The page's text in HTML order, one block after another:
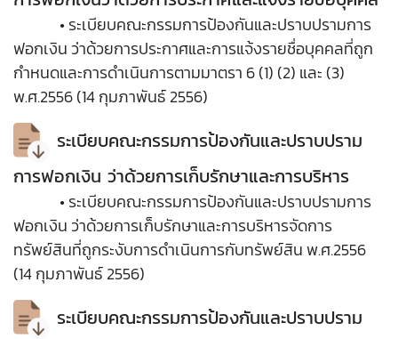
• ระเบียบคณะกรรมการป้องกันและปราบปรามการ
ฟอกเงิน ว่าด้วยการประกาศและการแจ้งรายชื่อบุคคลที่ถูก
กำหนดและการดำเนินการตามมาตรา 6 (1) (2) และ (3)
พ.ศ.2556 (14 กุมภาพันธ์ 2556)
ระเบียบคณะกรรมการป้องกันและปราบปราม
การฟอกเงิน ว่าด้วยการเก็บรักษาและการบริหาร
• ระเบียบคณะกรรมการป้องกันและปราบปรามการ
ฟอกเงิน ว่าด้วยการเก็บรักษาและการบริหารจัดการ
ทรัพย์สินที่ถูกระงับการดำเนินการกับทรัพย์สิน พ.ศ.2556
(14 กุมภาพันธ์ 2556)
ระเบียบคณะกรรมการป้องกันและปราบปราม